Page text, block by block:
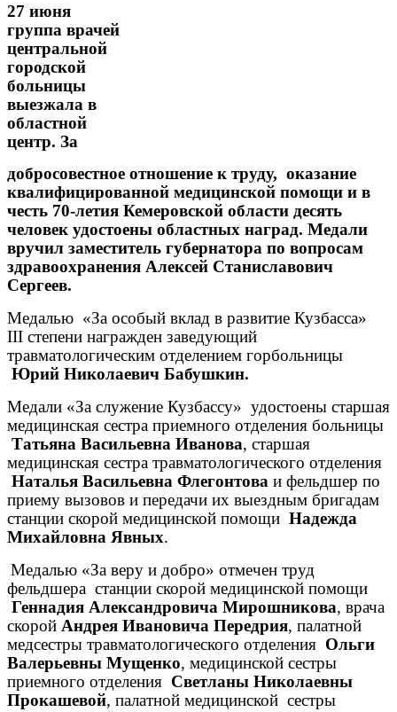
27 июня
группа врачей
центральной
городской
больницы
выезжала в
областной
центр. За
добросовестное отношение к труду, оказание
квалифицированной медицинской помощи и в
честь 70-летия Кемеровской области десять
человек удостоены областных наград. Медали
вручил заместитель губернатора по вопросам
здравоохранения Алексей Станиславович
Сергеев.
Медалью «За особый вклад в развитие Кузбасса»
III степени награжден заведующий
травматологическим отделением горбольницы
Юрий Николаевич Бабушкин.
Медали «За служение Кузбассу» удостоены старшая
медицинская сестра приемного отделения больницы
Татьяна Васильевна Иванова, старшая
медицинская сестра травматологического отделения
Наталья Васильевна Флегонтова и фельдшер по
приему вызовов и передачи их выездным бригадам
станции скорой медицинской помощи Надежда
Михайловна Явных.
Медалью «За веру и добро» отмечен труд
фельдшера станции скорой медицинской помощи
Геннадия Александровича Мирошникова, врача
скорой Андрея Ивановича Передрия, палатной
медсестры травматологического отделения Ольги
Валерьевны Мущенко, медицинской сестры
приемного отделения Светланы Николаевны
Прокашевой, палатной медицинской сестры